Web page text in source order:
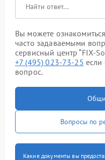
Вы можете
часто задаваемыми
сервисный центр “FIX-
+7 (495) 023-73-25 если
вопрос.
Вопросы по
Какие документы вы